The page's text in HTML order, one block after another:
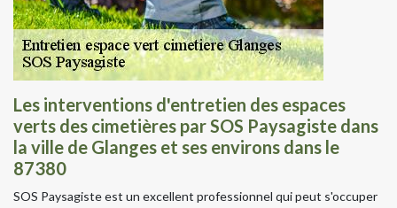
Les interventions d'entretien des espaces
verts des cimetières par SOS Paysagiste dans
la ville de Glanges et ses environs dans le
87380
SOS Paysagiste est un excellent professionnel qui peut s'occuper